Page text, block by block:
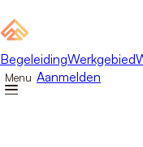
BegeleidingWerkgebied
Menu Aanmelden